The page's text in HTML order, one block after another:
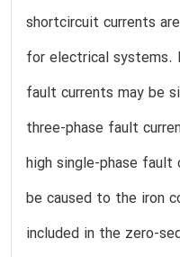
shortcircuit currents
for electrical systems.
fault currents may be
three-phase fault
high single-phase fault
be caused to the iron
included in the zero-